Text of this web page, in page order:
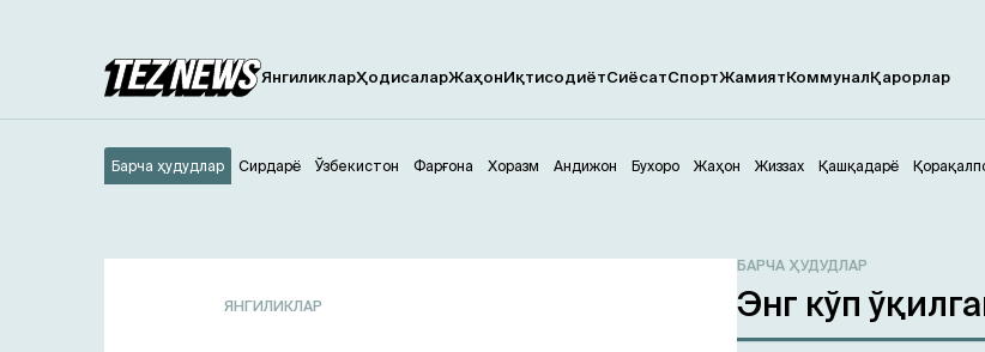
ЯнгиликларҲодисаларЖаҳонИқтисодиётСиёсатСпортЖамиятКоммуналҚарорлар
Андижон
Барча ҳудудлар Бухоро Жаҳон Жиззах Қашқадарё
Сирдарё Ўзбекистон Фарғона Хоразм
ЯНГИЛИКЛАР
БАРЧА ҲУДУДЛАР
Энг кўп